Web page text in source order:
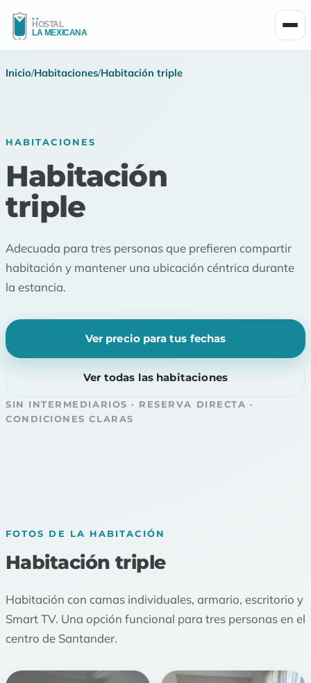
Inicio/Habitaciones/Habitación triple
HABITACIONES
Habitación
triple
Adecuada para tres personas que prefieren compartir
habitación y mantener una ubicación céntrica durante
la estancia.
Ver precio para tus fechas
Ver todas las habitaciones
SIN INTERMEDIARIOS · RESERVA DIRECTA ·
CONDICIONES CLARAS
FOTOS DE LA HABITACIÓN
Habitación triple
Habitación con camas individuales, armario, escritorio y
Smart TV. Una opción funcional para tres personas en el
centro de Santander.